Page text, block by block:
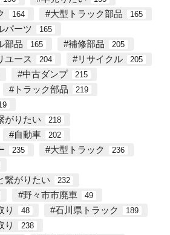
164 大型トラック部品 165
パーツ 165
部品 165 補修部品 205
ユース 204 リサイクル 205
中古ダンプ 215
トラック部品 219
がりたい 218
自動車 202
235 大型トラック 236
繋がりたい 232
野々市市廃車 49
り 48 石川県トラック 189
り 238